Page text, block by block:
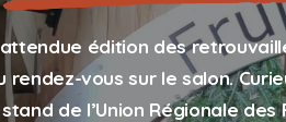
édition des
rendez-vous sur le salon.
de l’Union Régionale des